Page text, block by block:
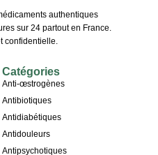
authentiques
sur 24 partout en France.
confidentielle.
Catégories
Anti-œstrogènes
Antibiotiques
Antidiabétiques
Antidouleurs
Antipsychotiques